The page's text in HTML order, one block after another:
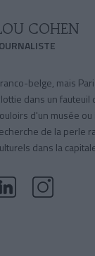
COHEN
belge, mais
dans un fauteuil
d'un musée
de la perle
dans la